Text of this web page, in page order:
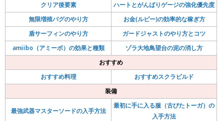
クリア後要素
ハートとがんばりゲージの強化優先度
無限増殖バグのやり方
お金(ルピー)の効率的な稼ぎ方
盾サーフィンのやり方
ガードジャストのやり方とコツ
amiibo（アミーボ）の効果と種類
ゾラ大地鳥望台の泥の消し方
おすすめ
おすすめ料理
おすすめスクラビルド
装備
最強武器マスターソードの入手方法
最初に手に入る服（古びたトーガ）の
入手方法